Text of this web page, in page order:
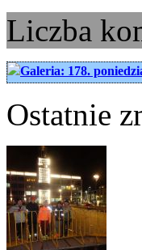
Liczba
Galeria: 178.
Ostatnie